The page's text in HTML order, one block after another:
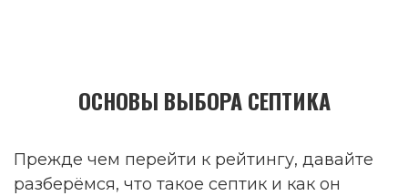
ОСНОВЫ ВЫБОРА СЕПТИКА
Прежде чем перейти к рейтингу, давайте
разберёмся, что такое септик и как он